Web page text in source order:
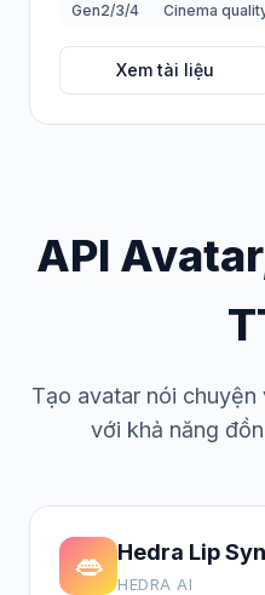
Gen2/3/4 Cinema
Xem tài liệu
API
Tạo avatar nói
với khả năng
👄 Hedra Lip
HEDRA AI